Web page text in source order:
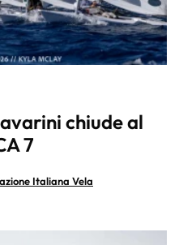
chiude al
7
Italiana Vela